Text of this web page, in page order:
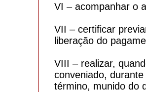
VI – acompanhar o
VII – certificar
liberação do
VIII – realizar,
conveniado,
término, munido do